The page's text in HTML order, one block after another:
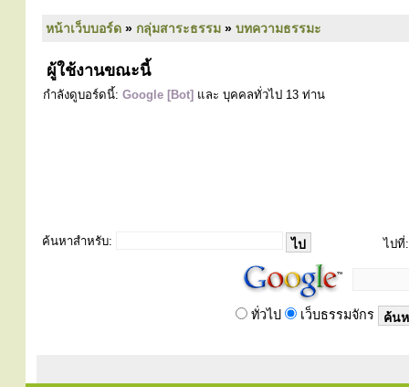
หน้าเว็บบอร์ด » กลุ่มสาระธรรม » บทความธรรมะ
ผู้ใช้งานขณะนี้
กำลังดูบอร์ดนี้: Google [Bot] และ บุคคลทั่วไป 13 ท่าน
ค้นหาสำหรับ: ไปที่:
ทั่วไป เว็บธรรมจักร